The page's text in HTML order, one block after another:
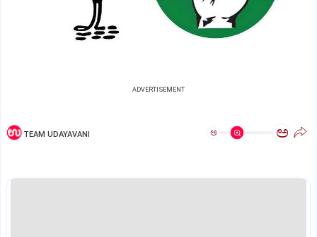
ADVERTISEMENT
TEAM UDAYAVANI ಅ ಅ